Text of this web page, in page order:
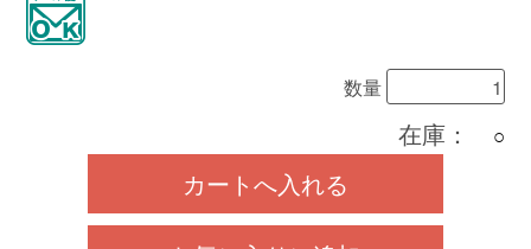
数量
在庫： ○
カートへ入れる